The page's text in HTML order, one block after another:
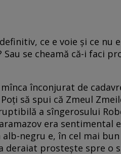
ce e voie şi ce nu
se cheamă că-i faci
înconjurat de
să spui că Zmeul
a sîngerosului
era sentimental
negru e, în cel mai bun
deraiat prosteşte spre o